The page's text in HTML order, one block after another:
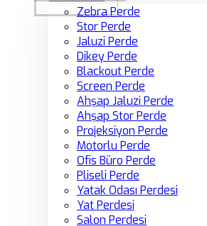
Zebra Perde
Stor Perde
Jaluzi Perde
Dikey Perde
Blackout Perde
Screen Perde
Ahşap Jaluzi Perde
Ahşap Stor Perde
Projeksiyon Perde
Motorlu Perde
Ofis Büro Perde
Pliseli Perde
Yatak Odası Perdesi
Yat Perdesi
Salon Perdesi